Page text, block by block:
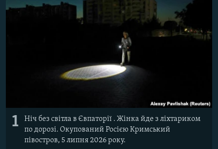
КТАТ
Усі сайти RFE/RL
1
Ніч без світла в Євпаторії . Жінка йде з ліхтариком
по дорозі. Окупований Росією Кримський
півостров, 5 липня 2026 року.